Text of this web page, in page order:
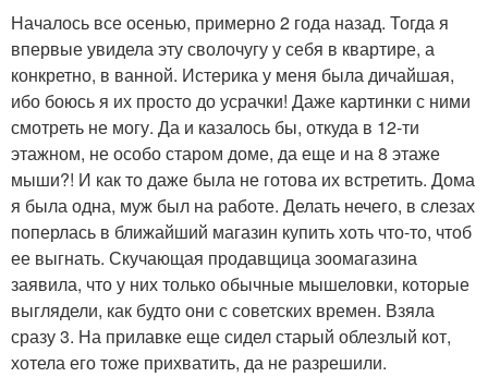
Началось все осенью, примерно 2 года назад. Тогда я
впервые увидела эту сволочугу у себя в квартире, а
конкретно, в ванной. Истерика у меня была дичайшая,
ибо боюсь я их просто до усрачки! Даже картинки с ними
смотреть не могу. Да и казалось бы, откуда в 12-ти
этажном, не особо старом доме, да еще и на 8 этаже
мыши?! И как то даже была не готова их встретить. Дома
я была одна, муж был на работе. Делать нечего, в слезах
поперлась в ближайший магазин купить хоть что-то, чтоб
ее выгнать. Скучающая продавщица зоомагазина
заявила, что у них только обычные мышеловки, которые
выглядели, как будто они с советских времен. Взяла
сразу 3. На прилавке еще сидел старый облезлый кот,
хотела его тоже прихватить, да не разрешили.